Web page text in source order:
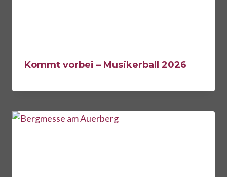
Kommt vorbei – Musikerball 2026